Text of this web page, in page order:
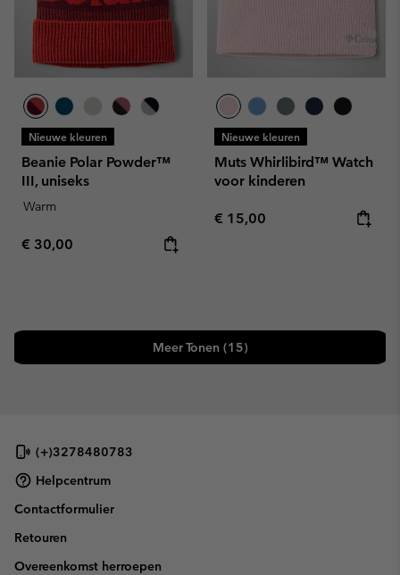
Nieuwe kleuren
Beanie Polar Powder™
III, uniseks
Warm
Regular price:
€ 30,00
Nieuwe kleuren
Muts Whirlibird™ Watch
voor kinderen
Regular price:
€ 15,00
Meer Tonen (15)
(+)3278480783
Helpcentrum
Contactformulier
Retouren
Overeenkomst herroepen